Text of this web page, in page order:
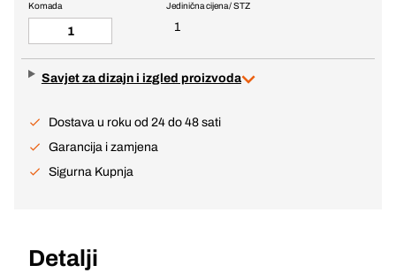
Jedinična cijena / STZ
1
Komada
Savjet za dizajn i izgled proizvoda
Dostava u roku od 24 do 48 sati
Garancija i zamjena
Sigurna Kupnja
Detalji